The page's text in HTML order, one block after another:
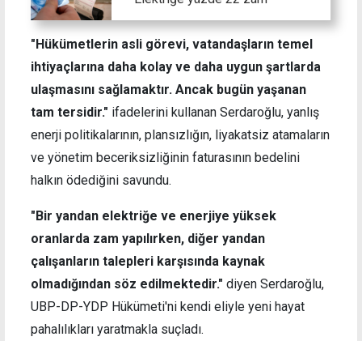
"Hükümetlerin asli görevi, vatandaşların temel
ihtiyaçlarına daha kolay ve daha uygun şartlarda
ulaşmasını sağlamaktır. Ancak bugün yaşanan
tam tersidir." ifadelerini kullanan Serdaroğlu, yanlış
enerji politikalarının, plansızlığın, liyakatsiz atamaların
ve yönetim beceriksizliğinin faturasının bedelini
halkın ödediğini savundu.
"Bir yandan elektriğe ve enerjiye yüksek
oranlarda zam yapılırken, diğer yandan
çalışanların talepleri karşısında kaynak
olmadığından söz edilmektedir." diyen Serdaroğlu,
UBP-DP-YDP Hükümeti'ni kendi eliyle yeni hayat
pahalılıkları yaratmakla suçladı.